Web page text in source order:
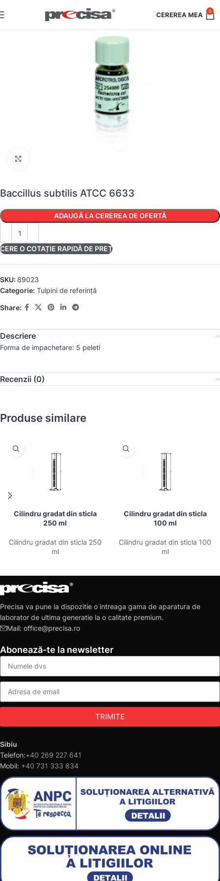
0
Baccillus subtilis ATCC 6633
ADAUGĂ LA CEREREA DE OFERTĂ
CERE O COTAȚIE RAPIDĂ DE PREȚ
SKU: 89023
Categorie: Tulpini de referință
Share:
Descriere
Forma de impachetare: 5 peleti
Recenzii (0)
Produse similare
Cilindru gradat din sticla
250 ml
Cilindru gradat din sticla 250
ml
Cilindru gradat din sticla
100 ml
Cilindru gradat din sticla 100
ml
Precisa va pune la dispozitie o intreaga gama de aparatura de
laborator de ultima generatie la o calitate premium.
Mail: office@precisa.ro
Abonează-te la newsletter
TRIMITE
Sibiu
Telefon:+40 269 227 641
Mobil: +40 731 333 834